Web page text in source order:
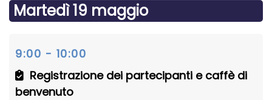
Martedì 19 maggio
9:00 - 10:00
Registrazione dei partecipanti e caffè di
benvenuto